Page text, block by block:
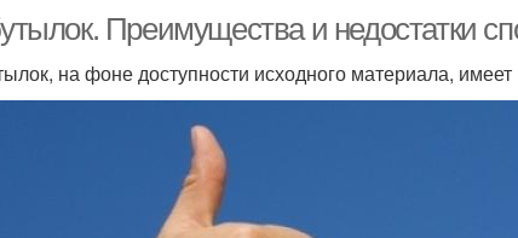
Преимущества и недостатки
на фоне доступности исходного материала, имеет